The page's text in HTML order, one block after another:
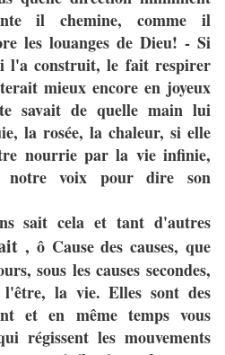
il chemine, comme il
les louanges de Dieu! - Si
l'a construit, le fait respirer
mieux encore en joyeux
savait de quelle main lui
la rosée, la chaleur, si elle
nourrie par la vie infinie,
notre voix pour dire son
sait cela et tant d'autres
, ô Cause des causes, que
sous les causes secondes,
la vie. Elles sont des
et en même temps vous
régissent les mouvements